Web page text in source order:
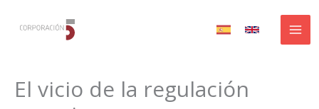
El vicio de la regulación